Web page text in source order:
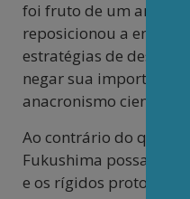
foi fruto de um amplo
reposicionou a energia
estratégias de
negar sua importância
anacronismo científico.
Ao contrário do que a
Fukushima possa
e os rígidos protocolos